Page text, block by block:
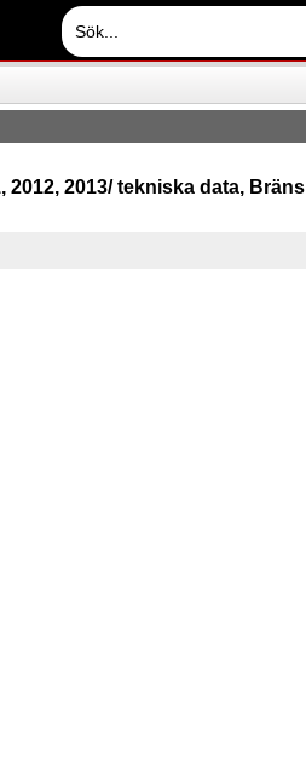
2012, 2013/ tekniska data,